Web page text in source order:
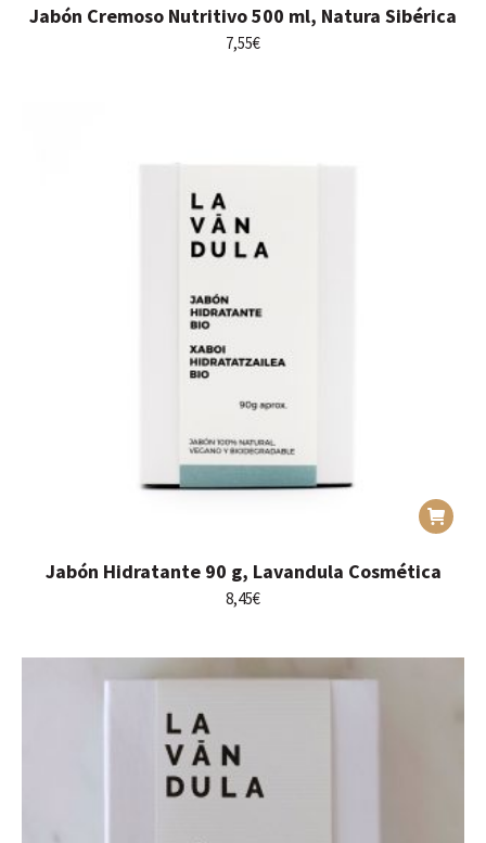
Jabón Cremoso Nutritivo 500 ml, Natura Sibérica
7,55€
Jabón Hidratante 90 g, Lavandula Cosmética
8,45€